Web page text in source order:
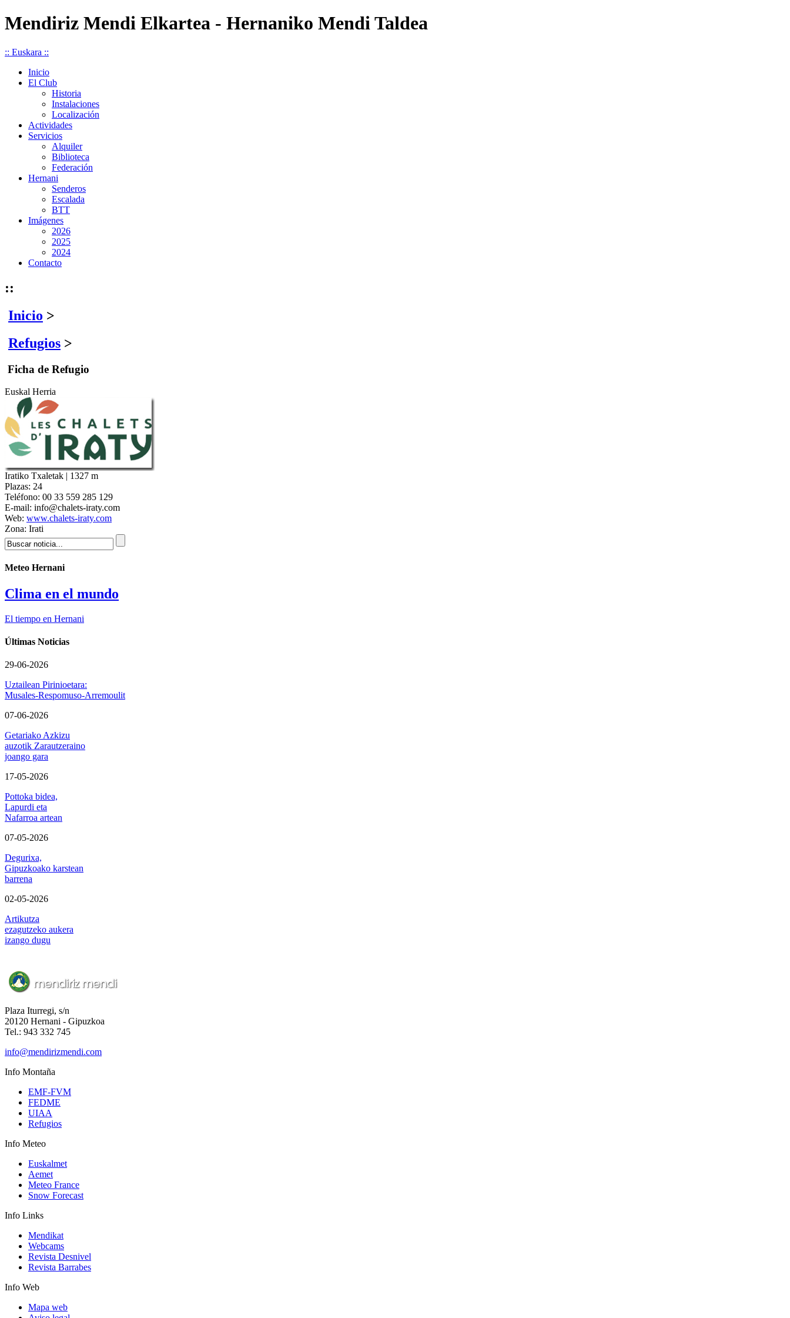
Mendiriz Mendi Elkartea - Hernaniko Mendi Taldea
:: Euskara ::
Inicio
El Club
Historia
Instalaciones
Localización
Actividades
Servicios
Alquiler
Biblioteca
Federación
Hernani
Senderos
Escalada
BTT
Imágenes
2026
2025
2024
Contacto
::
Inicio >
Refugios >
Ficha de Refugio
Euskal Herria
Iratiko Txaletak | 1327 m
Plazas: 24
Teléfono: 00 33 559 285 129
E-mail: info@chalets-iraty.com
Web: www.chalets-iraty.com
Zona: Irati
Meteo Hernani
Clima en el mundo
El tiempo en Hernani
Últimas Noticias
29-06-2026
Uztailean Pirinioetara:
Musales-Respomuso-Arremoulit
07-06-2026
Getariako Azkizu
auzotik Zarautzeraino
joango gara
17-05-2026
Pottoka bidea,
Lapurdi eta
Nafarroa artean
07-05-2026
Degurixa,
Gipuzkoako karstean
barrena
02-05-2026
Artikutza
ezagutzeko aukera
izango dugu
Plaza Iturregi, s/n
20120 Hernani - Gipuzkoa
Tel.: 943 332 745
info@mendirizmendi.com
Info Montaña
EMF-FVM
FEDME
UIAA
Refugios
Info Meteo
Euskalmet
Aemet
Meteo France
Snow Forecast
Info Links
Mendikat
Webcams
Revista Desnivel
Revista Barrabes
Info Web
Mapa web